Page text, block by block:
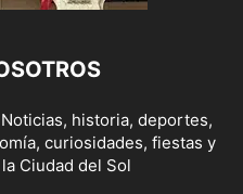
historia, deportes,
curiosidades, fiestas y
Ciudad del Sol